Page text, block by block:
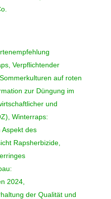
Verpflichtender
auf roten
zur Düngung im
und
Winterraps:
des
Rapsherbizide,
2024,
der Qualität und